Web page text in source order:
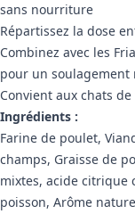
sans nourriture
Répartissez la dose
Combinez avec les
pour un soulagement
Convient aux chats
Ingrédients :
Farine de poulet,
champs, Graisse de
mixtes, acide citrique
poisson, Arôme